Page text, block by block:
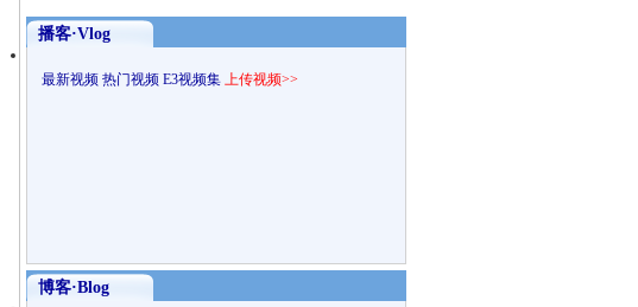
播客·Vlog
最新视频 热门视频 E3视频集 上传视频>>
博客·Blog